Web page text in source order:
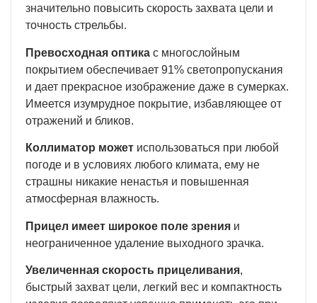
значительно повысить скорость захвата цели и
точность стрельбы.
Превосходная оптика с многослойным
покрытием обеспечивает 91% светопропускания
и дает прекрасное изображение даже в сумерках.
Имеется изумрудное покрытие, избавляющее от
отражений и бликов.
Коллиматор может использоваться при любой
погоде и в условиях любого климата, ему не
страшны никакие ненастья и повышенная
атмосферная влажность.
Прицел имеет широкое поле зрения и
неограниченное удаление выходного зрачка.
Увеличенная скорость прицеливания,
быстрый захват цели, легкий вес и компактность